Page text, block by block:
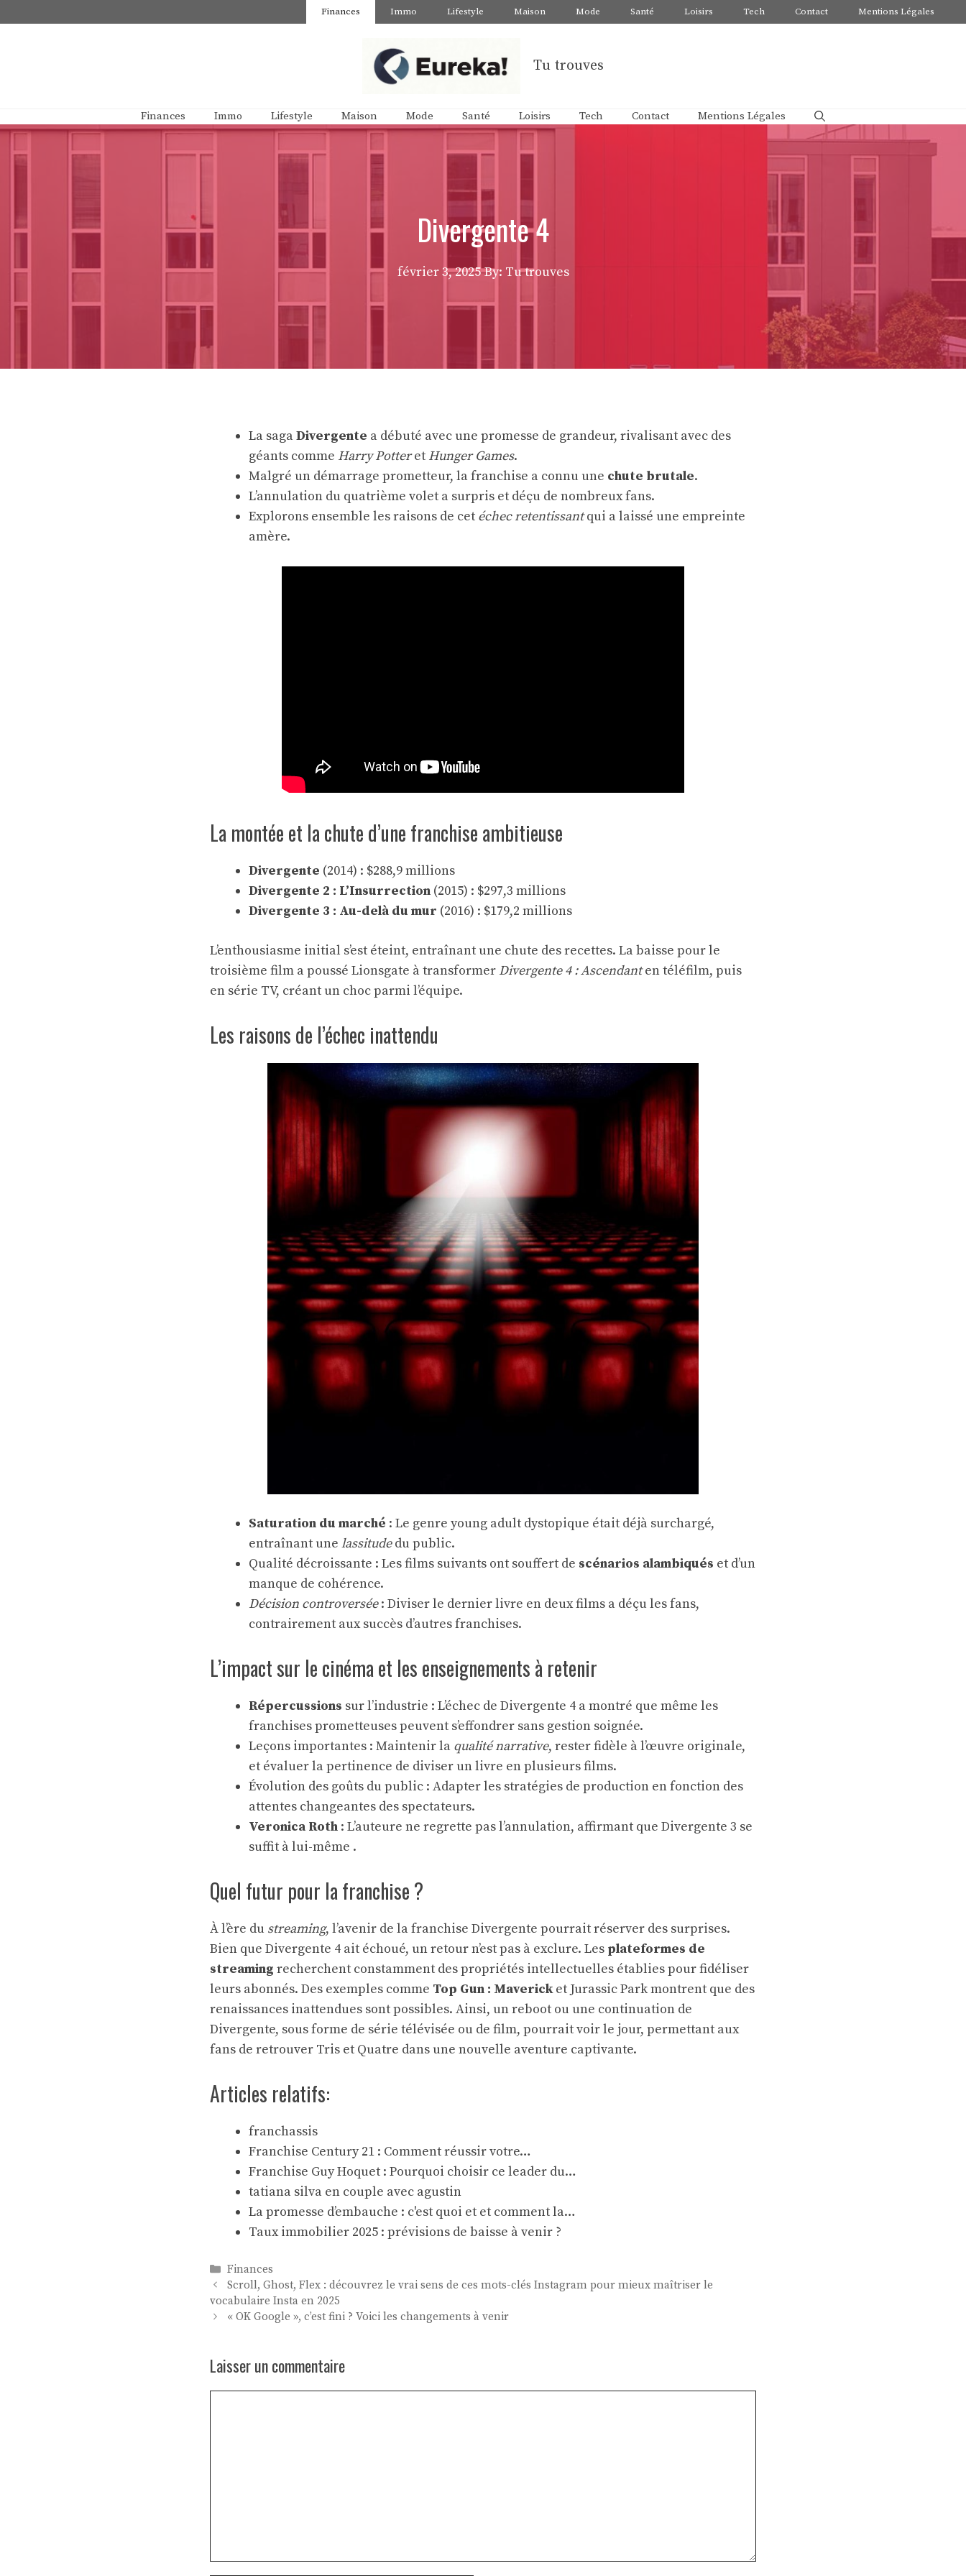
au
Finances Immo Lifestyle Maison Mode Santé Loisirs Tech Contact Mentions Légales
Tu trouves
Finances Immo Lifestyle Maison Mode Santé Loisirs Tech Contact Mentions Légales
Divergente 4
février 3, 2025 By: Tu trouves
La sagaDivergente a débuté avec une promesse de grandeur, rivalisant avec des
géants comme Harry Potteret Hunger Games.
Malgré un démarrage prometteur, la franchise a connu une chute brutale.
L’annulation du quatrième volet a surpris et déçu de nombreux fans.
Explorons ensemble les raisons de cet échec retentissantqui a laissé une empreinte
amère.
La montée et la chute d’une franchise ambitieuse
Divergente (2014) : $288,9 millions
Divergente 2 : L’Insurrection (2015) : $297,3 millions
Divergente 3 : Au-delà du mur (2016) : $179,2 millions
L’enthousiasme initial s’est éteint, entraînant une chute des recettes. La baisse pour le
troisième film a poussé Lionsgate à transformer Divergente 4 : Ascendanten téléfilm, puis
en série TV, créant un choc parmi l’équipe.
Les raisons de l’échec inattendu
Saturation du marché : Le genre young adult dystopique était déjà surchargé,
entraînant une lassitudedu public.
Qualité décroissante : Les films suivants ont souffert de scénarios alambiqués et d’un
manque de cohérence.
Décision controversée: Diviser le dernier livre en deux films a déçu les fans,
contrairement aux succès d’autres franchises.
L’impact sur le cinéma et les enseignements à retenir
Répercussions sur l’industrie : L’échec de Divergente 4 a montré que même les
franchises prometteuses peuvent s’effondrer sans gestion soignée.
Leçons importantes : Maintenir la qualité narrative, rester fidèle à l’œuvre originale,
et évaluer la pertinence de diviser un livre en plusieurs films.
Évolution des goûts du public : Adapter les stratégies de production en fonction des
attentes changeantes des spectateurs.
Veronica Roth : L’auteure ne regrette pas l’annulation, affirmant que Divergente 3 se
suffit à lui-même .
Quel futur pour la franchise ?
À l’ère du streaming, l’avenir de la franchise Divergente pourrait réserver des surprises.
Bien que Divergente 4 ait échoué, un retour n’est pas à exclure. Les plateformes de
streaming recherchent constamment des propriétés intellectuelles établies pour fidéliser
leurs abonnés. Des exemples comme Top Gun : Mavericket Jurassic Park montrent que des
renaissances inattendues sont possibles. Ainsi, un reboot ou une continuation de
Divergente, sous forme de série télévisée ou de film, pourrait voir le jour, permettant aux
fans de retrouver Tris et Quatre dans une nouvelle aventure captivante.
Articles relatifs:
franchassis
Franchise Century 21 : Comment réussir votre…
Franchise Guy Hoquet : Pourquoi choisir ce leader du…
tatiana silva en couple avec agustin
La promesse d’embauche : c'est quoi et et comment la…
Taux immobilier 2025 : prévisions de baisse à venir ?
Catégories
Finances
Scroll, Ghost, Flex : découvrez le vrai sens de ces mots-clés Instagram pour mieux maîtriser le
vocabulaire Insta en 2025
« OK Google », c’est fini ? Voici les changements à venir
Laisser un commentaire